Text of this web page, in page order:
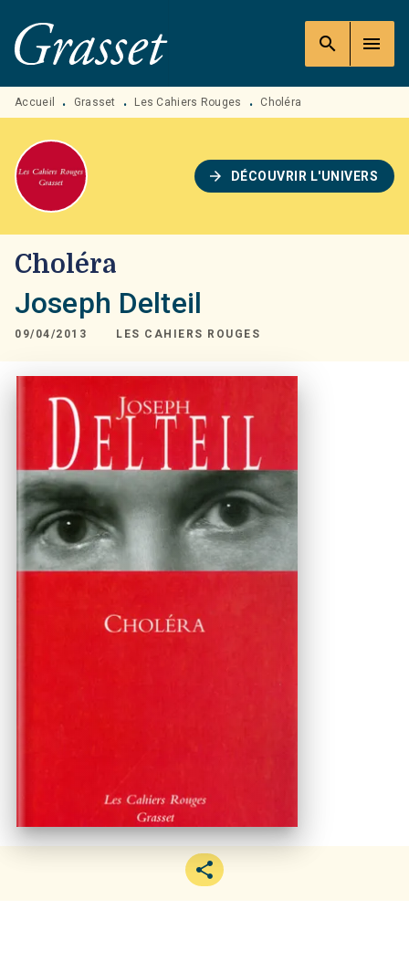
MENU RECHERCHE
PIED DE PAGE
search menu
Accueil • Grasset • Les Cahiers Rouges • Choléra
arrow_forward DÉCOUVRIR L'UNIVERS
Choléra
Joseph Delteil
09/04/2013 LES CAHIERS ROUGES